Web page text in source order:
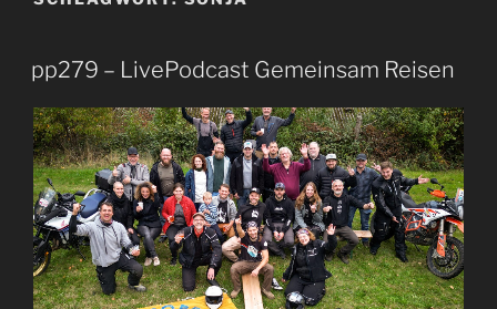
pp279 – LivePodcast Gemeinsam Reisen